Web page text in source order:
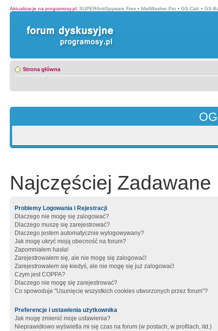
Aktualizacje na programosy.pl: SUPERAntiSpyware Free • MailWasher Pro • GS-Calc • GS-
Strona główna
Najczęściej Zadawane
Problemy Logowania i Rejestracji
Dlaczego nie mogę się zalogować?
Dlaczego muszę się zarejestrować?
Dlaczego jestem automatycznie wylogowywany?
Jak mogę ukryć moją obecność na forum?
Zapomniałem hasła!
Zarejestrowałem się, ale nie mogę się zalogować!
Zarejestrowałem się kiedyś, ale nie mogę się już zalogować!
Czym jest COPPA?
Dlaczego nie mogę się zarejestrować?
Co spowoduje "Usunięcie wszystkich cookies utworzonych przez forum"?
Preferencje i ustawienia użytkownika
Jak mogę zmienić moje ustawienia?
Nieprawidłowo wyświetla mi się czas na forum (w postach, w profilach, itd.)